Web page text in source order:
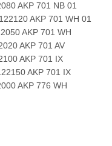
AKP 701 NB 01
AKP 701 WH 01
AKP 701 WH
AKP 701 AV
AKP 701 IX
AKP 701 IX
AKP 776 WH